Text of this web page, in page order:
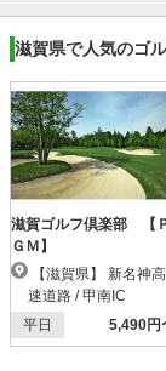
滋賀県で人気のゴ
滋賀ゴルフ倶楽部 【
ＧＭ】
速道路 / 甲南IC
平日
5,490円